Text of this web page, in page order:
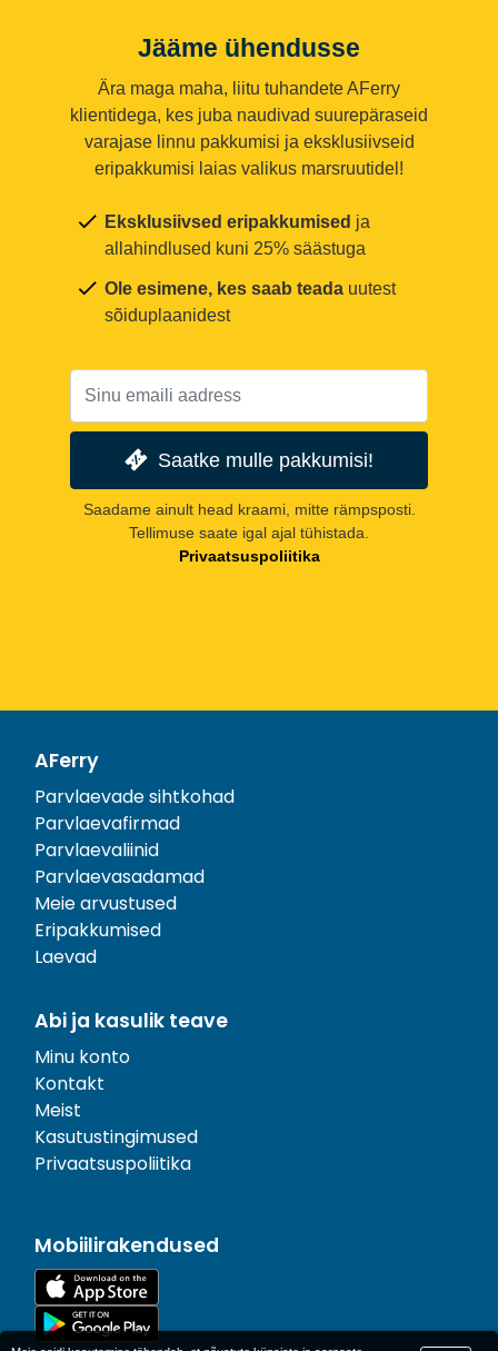
Jääme ühendusse
Ära maga maha, liitu tuhandete AFerry
klientidega, kes juba naudivad suurepäraseid
varajase linnu pakkumisi ja eksklusiivseid
eripakkumisi laias valikus marsruutidel!
Eksklusiivsed eripakkumised ja
allahindlused kuni 25% säästuga
Ole esimene, kes saab teada uutest
sõiduplaanidest
Saatke mulle pakkumisi!
Saadame ainult head kraami, mitte rämpsposti.
Tellimuse saate igal ajal tühistada.
Privaatsuspoliitika
AFerry
Parvlaevade sihtkohad
Parvlaevafirmad
Parvlaevaliinid
Parvlaevasadamad
Meie arvustused
Eripakkumised
Laevad
Abi ja kasulik teave
Minu konto
Kontakt
Meist
Kasutustingimused
Privaatsuspoliitika
Mobiilirakendused